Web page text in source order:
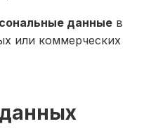
данныев
или коммерческих